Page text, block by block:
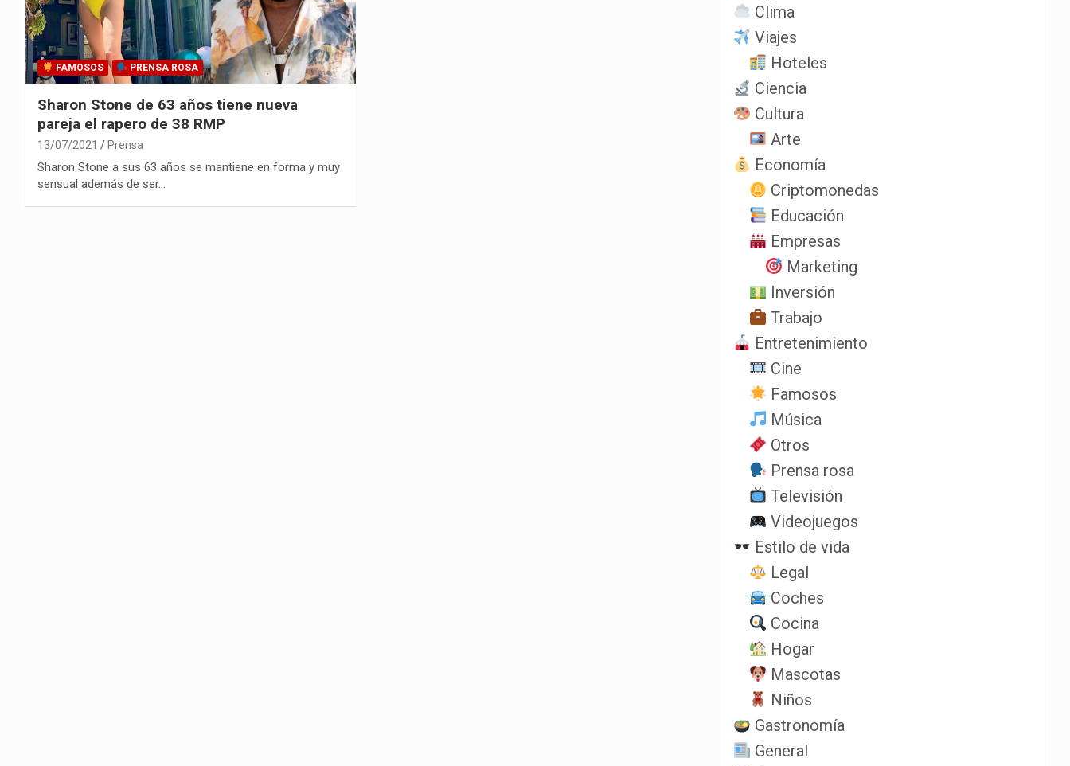
FAMOSOS PRENSA ROSA
Sharon Stone de 63 años tiene nueva
pareja el rapero de 38 RMP
13/07/2021 Prensa
Sharon Stone a sus 63 años se mantiene en forma y muy
sensual además de ser…
Clima
Viajes
Hoteles
Ciencia
Cultura
Arte
Economía
Criptomonedas
Educación
Empresas
Marketing
Inversión
Trabajo
Entretenimiento
Cine
Famosos
Música
Otros
Prensa rosa
Televisión
Videojuegos
Estilo de vida
Legal
Coches
Cocina
Hogar
Mascotas
Niños
Gastronomía
General